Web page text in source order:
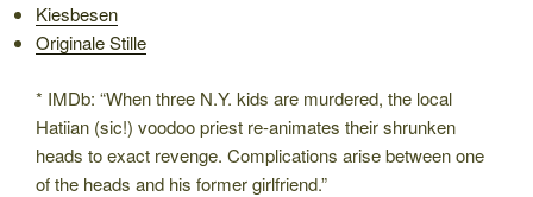
Kiesbesen
Originale Stille
* IMDb: “When three N.Y. kids are murdered, the local
Hatiian (sic!) voodoo priest re-animates their shrunken
heads to exact revenge. Complications arise between one
of the heads and his former girlfriend.”